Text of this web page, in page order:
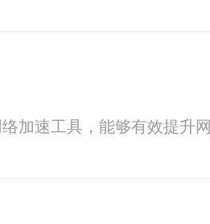
加速工具，能够有效提升